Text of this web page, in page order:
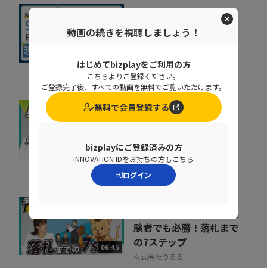
現場を見すぎて失敗…？
製造業ERPでムダ足を踏
京セラコミュニケーションシス
テム株式会社
07:23
意外と身近な「官公庁入
がちな「資格」のワナ
株式会社うるる
06:45
これだけで「入札」未経
験者でも必勝！落札まで
の7ステップ
株式会社うるる
動画の続きを視聴しましょう！
はじめてbizplayをご利用の方
こちらよりご登録ください。
ご登録完了後、すべての動画を無料でご覧いただけます。
無料で会員登録する
bizplayにご登録済みの方
INNOVATION IDをお持ちの方もこちら
ログイン